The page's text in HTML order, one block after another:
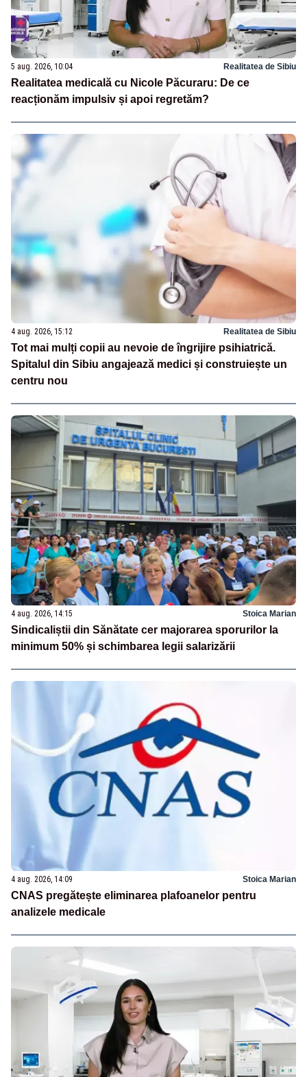
5 aug. 2026, 10:04 Realitatea de Sibiu
Realitatea medicală cu Nicole Păcuraru: De ce
reacționăm impulsiv și apoi regretăm?
4 aug. 2026, 15:12 Realitatea de Sibiu
Tot mai mulți copii au nevoie de îngrijire psihiatrică.
Spitalul din Sibiu angajează medici și construiește un
centru nou
4 aug. 2026, 14:15 Stoica Marian
Sindicaliștii din Sănătate cer majorarea sporurilor la
minimum 50% și schimbarea legii salarizării
4 aug. 2026, 14:09 Stoica Marian
CNAS pregătește eliminarea plafoanelor pentru
analizele medicale